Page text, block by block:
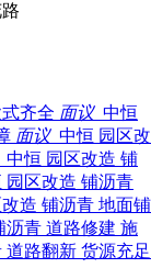
中恒 园区
中恒 园区
中恒 园区
中恒 园区